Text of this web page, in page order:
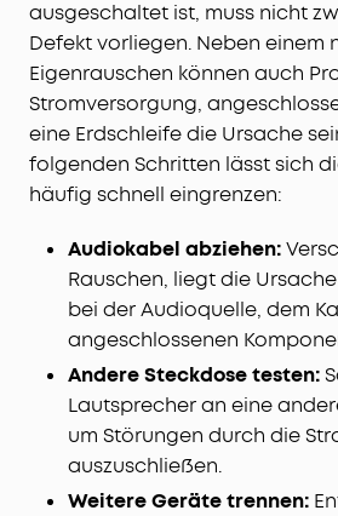
ausgeschaltet ist, muss nicht
Defekt vorliegen. Neben einem
Eigenrauschen können auch
Stromversorgung,
eine Erdschleife die Ursache
folgenden Schritten lässt sich
häufig schnell eingrenzen:
Audiokabel abziehen:
Rauschen, liegt die
bei der Audioquelle, dem
angeschlossenen
Andere Steckdose testen:
Lautsprecher an eine
um Störungen durch die
auszuschließen.
Weitere Geräte trennen: